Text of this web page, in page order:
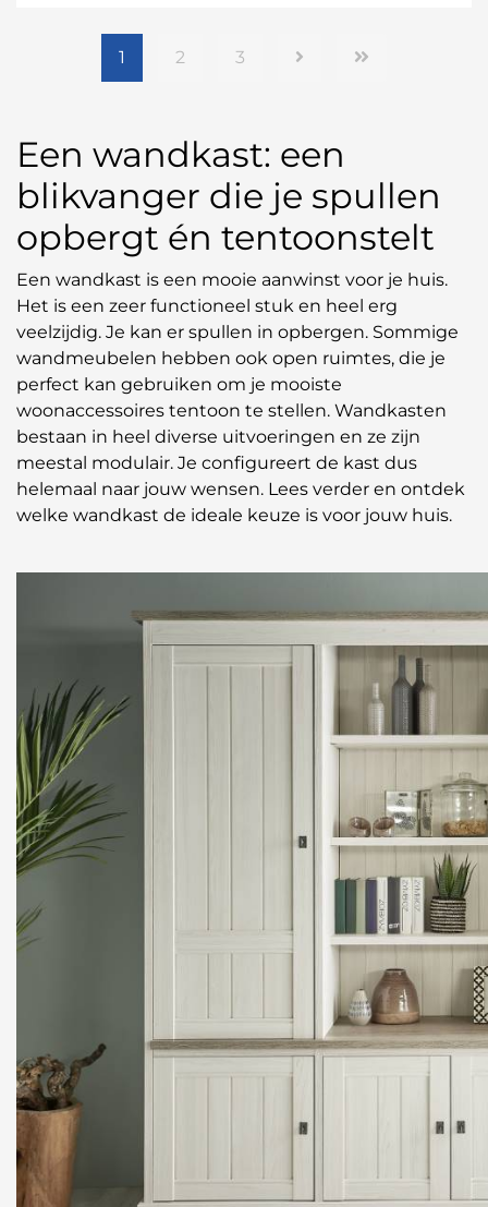
1 2 3
Een wandkast: een
blikvanger die je spullen
opbergt én tentoonstelt
Een wandkast is een mooie aanwinst voor je huis.
Het is een zeer functioneel stuk en heel erg
veelzijdig. Je kan er spullen in opbergen. Sommige
wandmeubelen hebben ook open ruimtes, die je
perfect kan gebruiken om je mooiste
woonaccessoires tentoon te stellen. Wandkasten
bestaan in heel diverse uitvoeringen en ze zijn
meestal modulair. Je configureert de kast dus
helemaal naar jouw wensen. Lees verder en ontdek
welke wandkast de ideale keuze is voor jouw huis.